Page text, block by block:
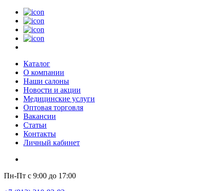
Каталог
О компании
Наши салоны
Новости и акции
Медицинские услуги
Оптовая торговля
Вакансии
Статьи
Контакты
Личный кабинет
Пн-Пт с 9:00 до 17:00